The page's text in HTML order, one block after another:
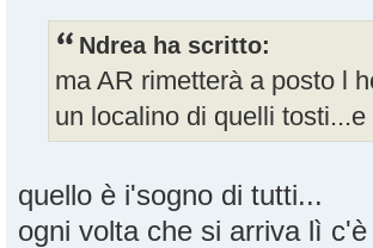
Ndrea ha scritto:
ma AR rimetterà a posto l
un localino di quelli
quello è i'sogno di tutti...
ogni volta che si arriva lì